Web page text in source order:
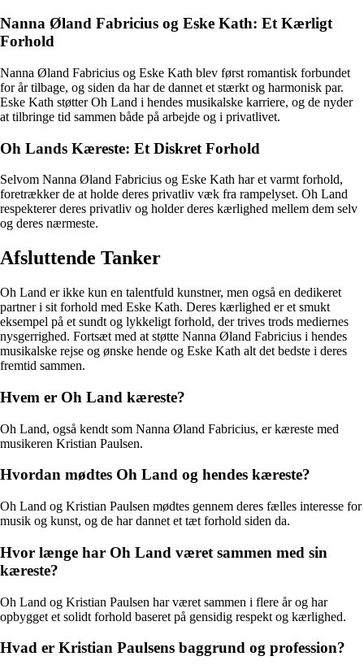
Nanna Øland Fabricius og Eske Kath: Et Kærligt
Forhold
Nanna Øland Fabricius og Eske Kath blev først romantisk forbundet
for år tilbage, og siden da har de dannet et stærkt og harmonisk par.
Eske Kath støtter Oh Land i hendes musikalske karriere, og de nyder
at tilbringe tid sammen både på arbejde og i privatlivet.
Oh Lands Kæreste: Et Diskret Forhold
Selvom Nanna Øland Fabricius og Eske Kath har et varmt forhold,
foretrækker de at holde deres privatliv væk fra rampelyset. Oh Land
respekterer deres privatliv og holder deres kærlighed mellem dem selv
og deres nærmeste.
Afsluttende Tanker
Oh Land er ikke kun en talentfuld kunstner, men også en dedikeret
partner i sit forhold med Eske Kath. Deres kærlighed er et smukt
eksempel på et sundt og lykkeligt forhold, der trives trods mediernes
nysgerrighed. Fortsæt med at støtte Nanna Øland Fabricius i hendes
musikalske rejse og ønske hende og Eske Kath alt det bedste i deres
fremtid sammen.
Hvem er Oh Land kæreste?
Oh Land, også kendt som Nanna Øland Fabricius, er kæreste med
musikeren Kristian Paulsen.
Hvordan mødtes Oh Land og hendes kæreste?
Oh Land og Kristian Paulsen mødtes gennem deres fælles interesse for
musik og kunst, og de har dannet et tæt forhold siden da.
Hvor længe har Oh Land været sammen med sin
kæreste?
Oh Land og Kristian Paulsen har været sammen i flere år og har
opbygget et solidt forhold baseret på gensidig respekt og kærlighed.
Hvad er Kristian Paulsens baggrund og profession?